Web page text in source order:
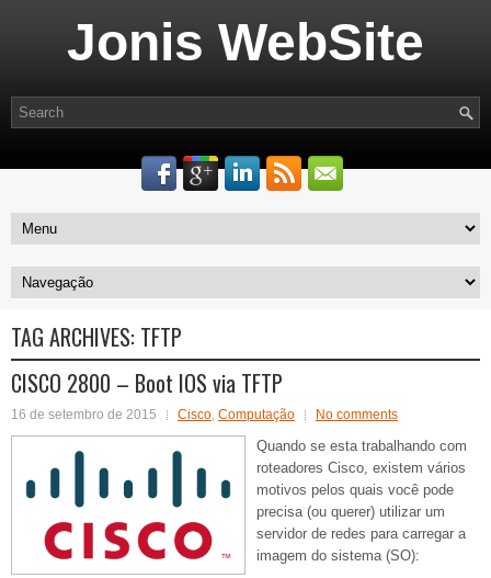
Jonis WebSite
TAG ARCHIVES: TFTP
CISCO 2800 – Boot IOS via TFTP
16 de setembro de 2015 Cisco, Computação No comments
Quando se esta trabalhando com
roteadores Cisco, existem vários
motivos pelos quais você pode
precisa (ou querer) utilizar um
servidor de redes para carregar a
imagem do sistema (SO):